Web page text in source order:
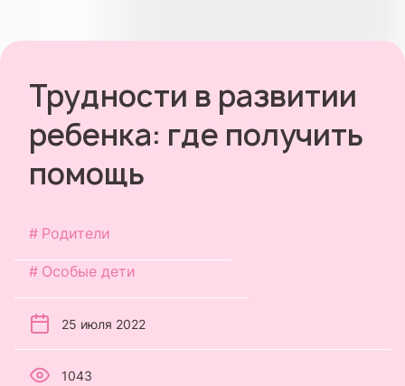
Трудности в развитии
ребенка: где получить
помощь
Родители
Особые дети
25 июля 2022
1043